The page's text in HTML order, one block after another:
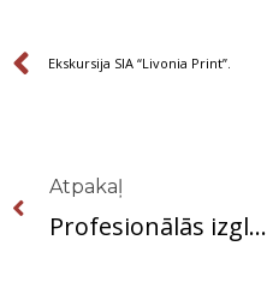
Prev
Ekskursija SIA “Livonia Print”.
Atpakaļ
Profesionālās izglītības iestādes “Alytaus profesinio rengimo centras” pārstāvju viesošanās Rīgas Valsts tehnikumā.